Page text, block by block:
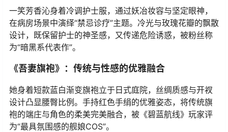
一笑芳香沁身着冷调护士服，通过妖冶妆容与坚定眼神，
在病房场景中演绎“禁忌诊疗”主题。冷光与玫瑰花瓣的飘散
设计，既保留护士的神圣感，又传递危险诱惑，被粉丝称
为“暗黑系代表作”。
《吾妻旗袍》：传统与性感的优雅融合
她身着短款蓝白渐变旗袍立于日式庭院，丝绸质感与开衩
设计凸显腰臀比例。手持红色手绢的优雅姿态，将传统旗
袍的端庄与角色的柔美完美融合，被《碧蓝航线》玩家评
为“最具氛围感的舰娘COS”。